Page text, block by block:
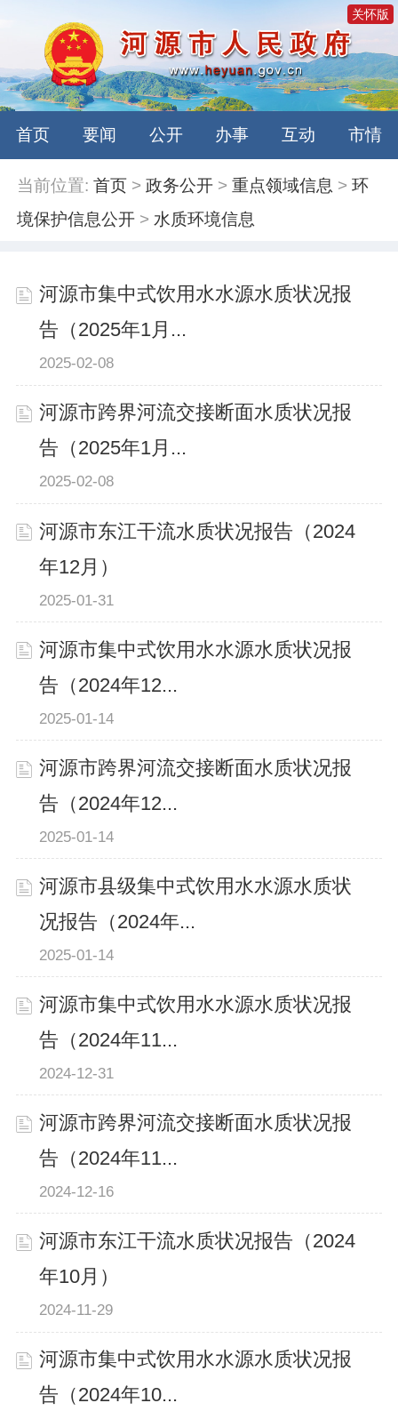
关怀版
首页 要闻 公开 办事 互动 市情
当前位置: 首页 >政务公开 >重点领域信息 >环
境保护信息公开 > 水质环境信息
河源市集中式饮用水水源水质状况报
告（2025年1月...
2025-02-08
河源市跨界河流交接断面水质状况报
告（2025年1月...
2025-02-08
河源市东江干流水质状况报告（2024
年12月）
2025-01-31
河源市集中式饮用水水源水质状况报
告（2024年12...
2025-01-14
河源市跨界河流交接断面水质状况报
告（2024年12...
2025-01-14
河源市县级集中式饮用水水源水质状
况报告（2024年...
2025-01-14
河源市集中式饮用水水源水质状况报
告（2024年11...
2024-12-31
河源市跨界河流交接断面水质状况报
告（2024年11...
2024-12-16
河源市东江干流水质状况报告（2024
年10月）
2024-11-29
河源市集中式饮用水水源水质状况报
告（2024年10...